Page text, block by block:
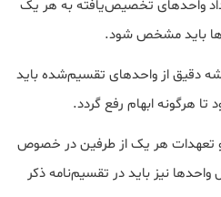
واحدهای تخصیص‌یافته به هر یک
باید مشخص شود.
دقیق از واحدهای تقسیم‌شده باید
هرگونه ابهام رفع گردد.
تعهدات هر یک از طرفین در خصوص
نیز باید در تقسیم‌نامه ذکر